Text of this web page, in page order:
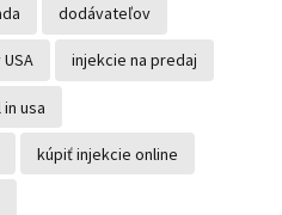
dodávateľov
injekcie na predaj
usa
kúpiť injekcie online